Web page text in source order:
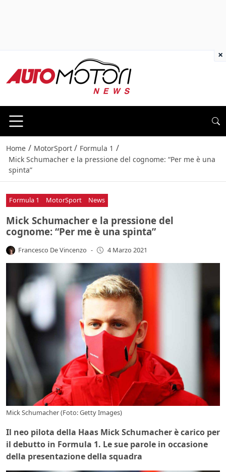
Home / MotorSport / Formula 1 /
Mick Schumacher e la pressione del cognome: “Per me è una
spinta”
Formula 1 MotorSport News
Mick Schumacher e la pressione del
cognome: “Per me è una spinta”
Francesco De Vincenzo - 4 Marzo 2021
Mick Schumacher (Foto: Getty Images)
Il neo pilota della Haas Mick Schumacher è carico per
il debutto in Formula 1. Le sue parole in occasione
della presentazione della squadra
×